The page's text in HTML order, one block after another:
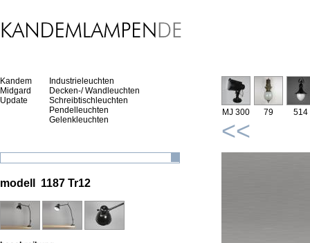
Kandem
Midgard
Update
Industrieleuchten
Decken-/ Wandleuchten
Schreibtischleuchten
Pendelleuchten
Gelenkleuchten
modell 1187 Tr12
MJ 300 79 514
<<